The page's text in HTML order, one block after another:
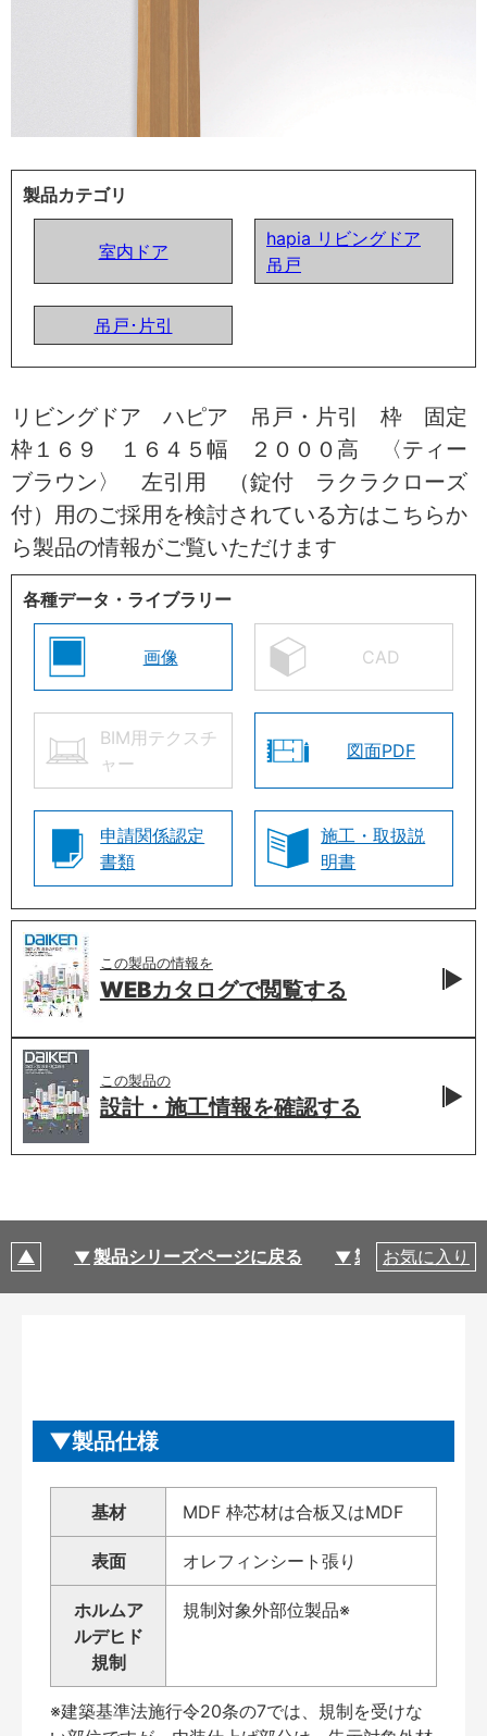
製品カテゴリ
室内ドア
hapia リビングドア
吊戸
吊戸･片引
リビングドア ハピア 吊戸・片引 枠 固定
枠１６９ １６４５幅 ２０００高 〈ティー
ブラウン〉 左引用 （錠付 ラクラクローズ
付）用のご採用を検討されている方はこちらか
ら製品の情報がご覧いただけます
各種データ・ライブラリー
画像 CAD
BIM用テクスチ
ャー
図面PDF
申請関係認定
書類
施工・取扱説
明書
この製品の情報を
WEBカタログで閲覧する
この製品の
設計・施工情報を確認する
製品シリーズページに戻る 製品仕様
お気に入り
製品仕様
基材 MDF 枠芯材は合板又はMDF
表面 オレフィンシート張り
ホルムア
ルデヒド
規制
規制対象外部位製品※
※建築基準法施行令20条の7では、規制を受けな